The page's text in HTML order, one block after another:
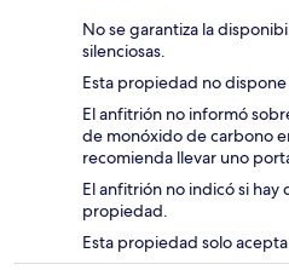
No se garantiza la
silenciosas.
Esta propiedad no dispone
El anfitrión no informó
de monóxido de carbono
recomienda llevar uno
El anfitrión no indicó si
propiedad.
Esta propiedad solo